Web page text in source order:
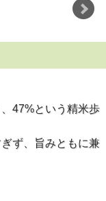
47%という精米歩
ず、旨みともに兼